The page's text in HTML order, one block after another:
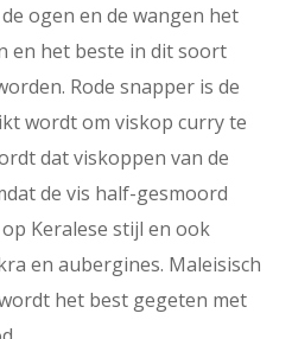
ogen en de wangen het
en het beste in dit soort
Rode snapper is de
wordt om viskop curry te
dat viskoppen van de
de vis half-gesmoord
Keralese stijl en ook
en aubergines. Maleisisch
het best gegeten met